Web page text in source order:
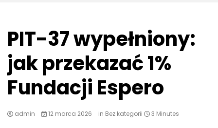
PIT-37 wypełniony:
jak przekazać 1%
Fundacji Espero
admin 12 marca 2026 in Bez kategorii 3 Minutes